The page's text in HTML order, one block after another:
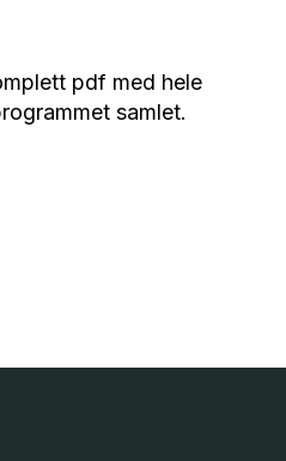
pdf med hele
samlet.